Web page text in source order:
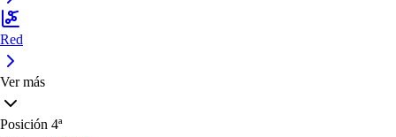
Red
Ver más
Posición 4ª